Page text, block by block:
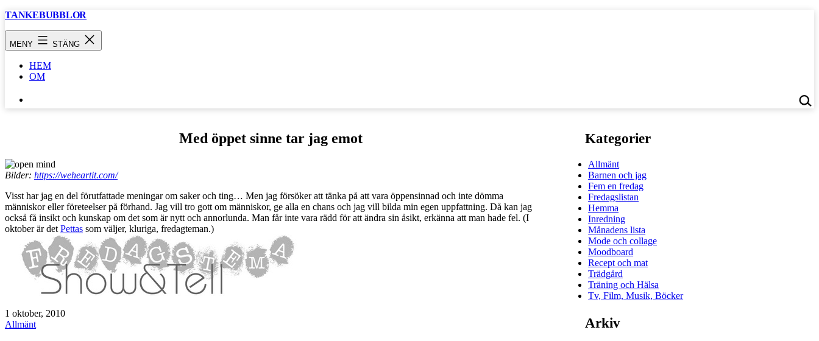
Hoppa
TANKEBUBBLOR
MENY STÄNG
HEM
OM
…
Med öppet sinne tar jag emot
Bilder: https://weheartit.com/
Visst har jag en del förutfattade meningar om saker och ting… Men jag försöker att tänka på att vara öppensinnad och inte dömma
människor eller företeelser på förhand. Jag vill tro gott om människor, ge alla en chans och jag vill bilda min egen uppfattning. Då kan jag
också få insikt och kunskap om det som är nytt och annorlunda. Man får inte vara rädd för att ändra sin åsikt, erkänna att man hade fel. (I
oktober är det Pettas som väljer, kluriga, fredagteman.)
Publicerat
den
1 oktober, 2010
Kategoriserat
Allmänt
Kategorier
Allmänt
Barnen och jag
Fem en fredag
Fredagslistan
Hemma
Inredning
Månadens lista
Mode och collage
Moodboard
Recept och mat
Trädgård
Träning och Hälsa
Tv, Film, Musik, Böcker
Arkiv